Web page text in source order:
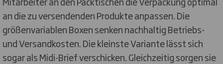
an die zu versendenden Produkte anpassen. Die
größenvariablen Boxen senken nachhaltig Betriebs-
und Versandkosten. Die kleinste Variante lässt sich
sogar als Midi-Brief verschicken. Gleichzeitig sorgen sie